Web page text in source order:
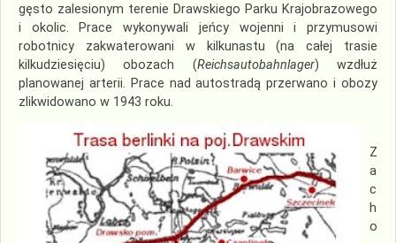
gęsto zalesionym terenie Drawskiego Parku Krajobrazowego
i okolic. Prace wykonywali jeńcy wojenni i przymusowi
robotnicy zakwaterowani w kilkunastu (na całej trasie
kilkudziesięciu) obozach (Reichsautobahnlager) wzdłuż
planowanej arterii. Prace nad autostradą przerwano i obozy
zlikwidowano w 1943 roku.
Z
a
c
h
o